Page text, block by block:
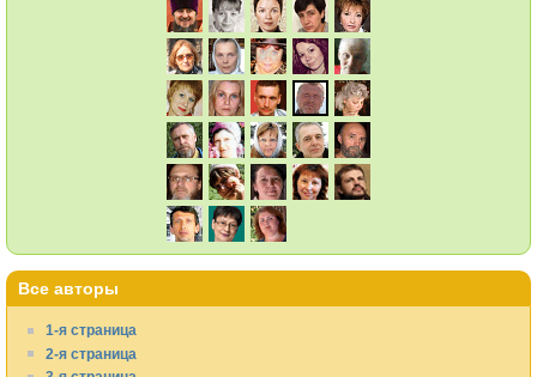
Все авторы
1-я страница
2-я страница